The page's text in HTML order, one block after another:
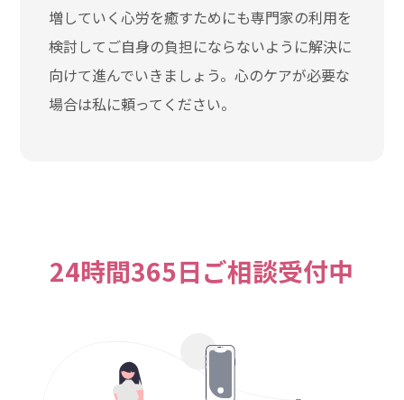
増していく心労を癒すためにも専門家の利用を
検討してご自身の負担にならないように解決に
向けて進んでいきましょう。心のケアが必要な
場合は私に頼ってください。
24時間365日ご相談受付中